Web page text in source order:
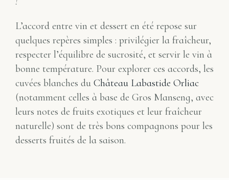
L’accord entre vin et dessert en été repose sur
quelques repères simples : privilégier la fraîcheur,
respecter l’équilibre de sucrosité, et servir le vin à
bonne température. Pour explorer ces accords, les
cuvées blanches du Château Labastide Orliac
(notamment celles à base de Gros Manseng, avec
leurs notes de fruits exotiques et leur fraîcheur
naturelle) sont de très bons compagnons pour les
desserts fruités de la saison.